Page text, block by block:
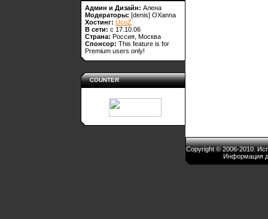
Админ и Дизайн: Алена
Модераторы: [denis] OXanna
Хостинг: UcoZ
В сети: с 17.10.06
Страна: Россия, Москва
Спонсор: This feature is for
Premium users only!
COUNTER
Copyright © 2006-2010.
Информация